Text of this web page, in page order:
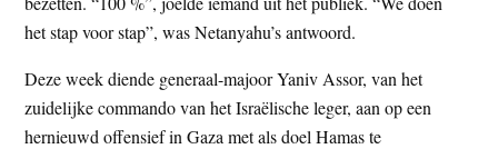
het stap voor stap”, was Netanyahu’s antwoord.
Deze week diende generaal-majoor Yaniv Assor, van het
zuidelijke commando van het Israëlische leger, aan op een
hernieuwd offensief in Gaza met als doel Hamas te